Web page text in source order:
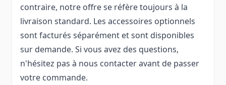
contraire, notre offre se réfère toujours à la
livraison standard. Les accessoires optionnels
sont facturés séparément et sont disponibles
sur demande. Si vous avez des questions,
n'hésitez pas à nous contacter avant de passer
votre commande.